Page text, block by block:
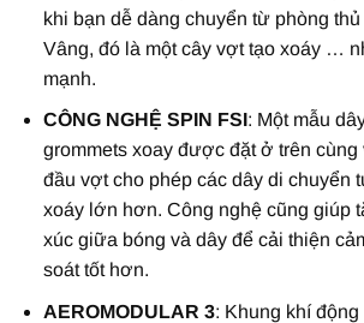
khi bạn dễ dàng chuyển từ phòng
Vâng, đó là một cây vợt tạo xoáy …
mạnh.
CÔNG NGHỆ SPIN FSI: Một mẫu
grommets xoay được đặt ở trên
đầu vợt cho phép các dây di chuyển
xoáy lớn hơn. Công nghệ cũng giúp
xúc giữa bóng và dây để cải thiện
soát tốt hơn.
AEROMODULAR 3: Khung khí